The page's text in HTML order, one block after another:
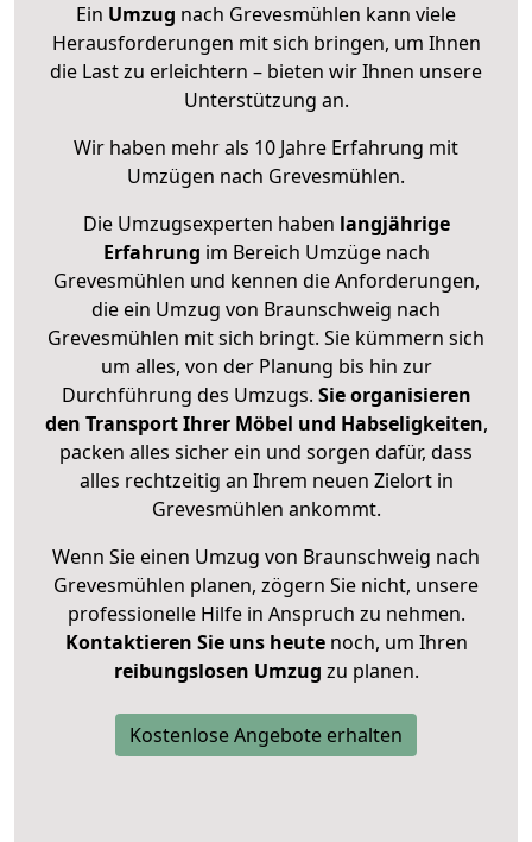
Ein Umzug nach Grevesmühlen kann viele
Herausforderungen mit sich bringen, um Ihnen
die Last zu erleichtern – bieten wir Ihnen unsere
Unterstützung an.
Wir haben mehr als 10 Jahre Erfahrung mit
Umzügen nach Grevesmühlen.
Die Umzugsexperten haben langjährige
Erfahrung im Bereich Umzüge nach
Grevesmühlen und kennen die Anforderungen,
die ein Umzug von Braunschweig nach
Grevesmühlen mit sich bringt. Sie kümmern sich
um alles, von der Planung bis hin zur
Durchführung des Umzugs. Sie organisieren
den Transport Ihrer Möbel und Habseligkeiten,
packen alles sicher ein und sorgen dafür, dass
alles rechtzeitig an Ihrem neuen Zielort in
Grevesmühlen ankommt.
Wenn Sie einen Umzug von Braunschweig nach
Grevesmühlen planen, zögern Sie nicht, unsere
professionelle Hilfe in Anspruch zu nehmen.
Kontaktieren Sie uns heutenoch, um Ihren
reibungslosen Umzug zu planen.
Kostenlose Angebote erhalten